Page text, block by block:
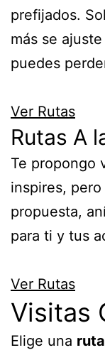
prefijados.
más se
puedes
Ver Rutas
Rutas A
Te propongo
inspires,
propuesta,
para ti y tus
Ver Rutas
Visitas
Elige una